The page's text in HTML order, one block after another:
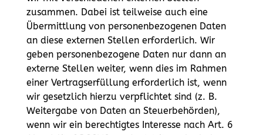
zusammen. Dabei ist teilweise auch eine
Übermittlung von personenbezogenen Daten
an diese externen Stellen erforderlich. Wir
geben personenbezogene Daten nur dann an
externe Stellen weiter, wenn dies im Rahmen
einer Vertragserfüllung erforderlich ist, wenn
wir gesetzlich hierzu verpflichtet sind (z. B.
Weitergabe von Daten an Steuerbehörden),
wenn wir ein berechtigtes Interesse nach Art. 6